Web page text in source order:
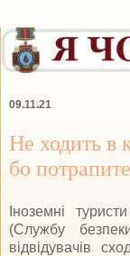
09.11.21
Не ходить в
бо
Іноземні
(Службу
відвідувачів